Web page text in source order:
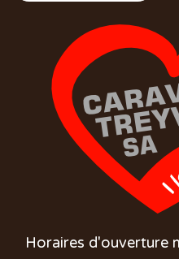
Horaires d'ouverture